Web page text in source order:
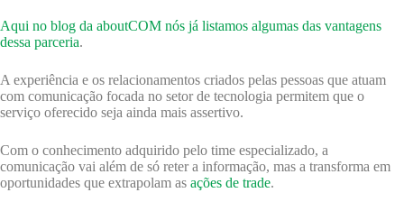
Aqui no blog da aboutCOM nós já listamos algumas das vantagens
dessa parceria.
A experiência e os relacionamentos criados pelas pessoas que atuam
com comunicação focada no setor de tecnologia permitem que o
serviço oferecido seja ainda mais assertivo.
Com o conhecimento adquirido pelo time especializado, a
comunicação vai além de só reter a informação, mas a transforma em
oportunidades que extrapolam as ações de trade.